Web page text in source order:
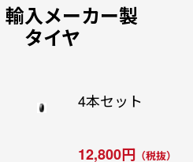
輸入メーカー製
タイヤ
4本セット
12,800円 （税抜）